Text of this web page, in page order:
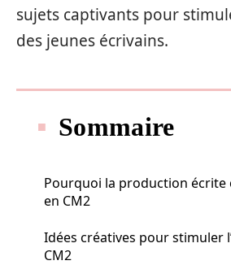
sujets captivants pour
des jeunes écrivains.
Sommaire
Pourquoi la production écrite
en CM2
Idées créatives pour stimuler
CM2